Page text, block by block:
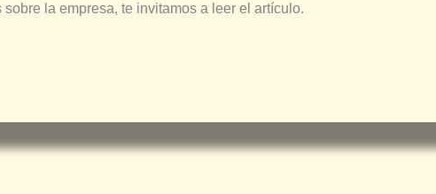
la empresa, te invitamos a leer el artículo.